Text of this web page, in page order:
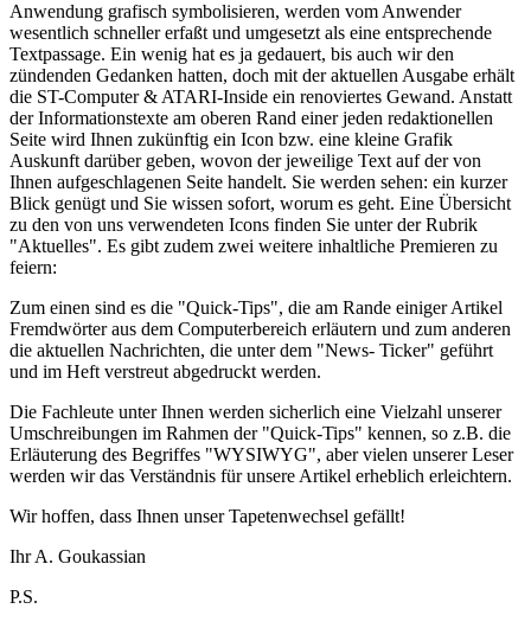
Anwendung grafisch symbolisieren, werden vom Anwender
wesentlich schneller erfaßt und umgesetzt als eine entsprechende
Textpassage. Ein wenig hat es ja gedauert, bis auch wir den
zündenden Gedanken hatten, doch mit der aktuellen Ausgabe erhält
die ST-Computer & ATARI-Inside ein renoviertes Gewand. Anstatt
der Informationstexte am oberen Rand einer jeden redaktionellen
Seite wird Ihnen zukünftig ein Icon bzw. eine kleine Grafik
Auskunft darüber geben, wovon der jeweilige Text auf der von
Ihnen aufgeschlagenen Seite handelt. Sie werden sehen: ein kurzer
Blick genügt und Sie wissen sofort, worum es geht. Eine Übersicht
zu den von uns verwendeten Icons finden Sie unter der Rubrik
"Aktuelles". Es gibt zudem zwei weitere inhaltliche Premieren zu
feiern:
Zum einen sind es die "Quick-Tips", die am Rande einiger Artikel
Fremdwörter aus dem Computerbereich erläutern und zum anderen
die aktuellen Nachrichten, die unter dem "News- Ticker" geführt
und im Heft verstreut abgedruckt werden.
Die Fachleute unter Ihnen werden sicherlich eine Vielzahl unserer
Umschreibungen im Rahmen der "Quick-Tips" kennen, so z.B. die
Erläuterung des Begriffes "WYSIWYG", aber vielen unserer Leser
werden wir das Verständnis für unsere Artikel erheblich erleichtern.
Wir hoffen, dass Ihnen unser Tapetenwechsel gefällt!
Ihr A. Goukassian
P.S.